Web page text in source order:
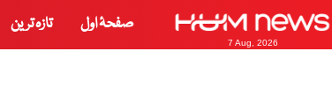
7 Aug, 2026
صفحۂ اول تازہ ترین